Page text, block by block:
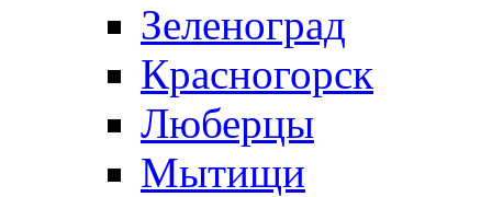
Зеленоград
Красногорск
Люберцы
Мытищи